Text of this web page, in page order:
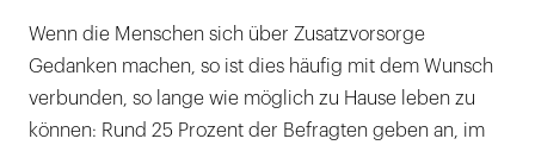
Wenn die Menschen sich über Zusatzvorsorge
Gedanken machen, so ist dies häufig mit dem Wunsch
verbunden, so lange wie möglich zu Hause leben zu
können: Rund 25 Prozent der Befragten geben an, im